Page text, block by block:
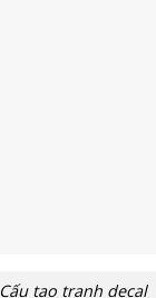
Cấu tạo tranh decal